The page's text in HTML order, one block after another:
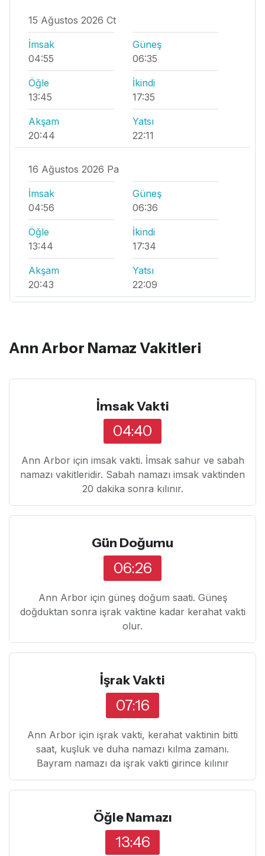
15 Ağustos 2026 Ct
İmsak
04:55
Güneş
06:35
Öğle
13:45
İkindi
17:35
Akşam
20:44
Yatsı
22:11
16 Ağustos 2026 Pa
İmsak
04:56
Güneş
06:36
Öğle
13:44
İkindi
17:34
Akşam
20:43
Yatsı
22:09
Ann Arbor Namaz Vakitleri
İmsak Vakti
04:40
Ann Arbor için imsak vakti. İmsak sahur ve sabah
namazı vakitleridir. Sabah namazı imsak vaktinden
20 dakika sonra kılınır.
Gün Doğumu
06:26
Ann Arbor için güneş doğum saati. Güneş
doğduktan sonra işrak vaktine kadar kerahat vakti
olur.
İşrak Vakti
07:16
Ann Arbor için işrak vakti, kerahat vaktinin bitti
saat, kuşluk ve duha namazı kılma zamanı.
Bayram namazı da işrak vakti girince kılınır
Öğle Namazı
13:46